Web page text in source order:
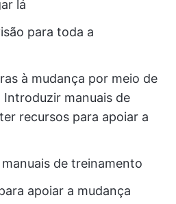
lá
para toda a
à mudança por meio de
Introduzir manuais de
recursos para apoiar a
de treinamento
apoiar a mudança